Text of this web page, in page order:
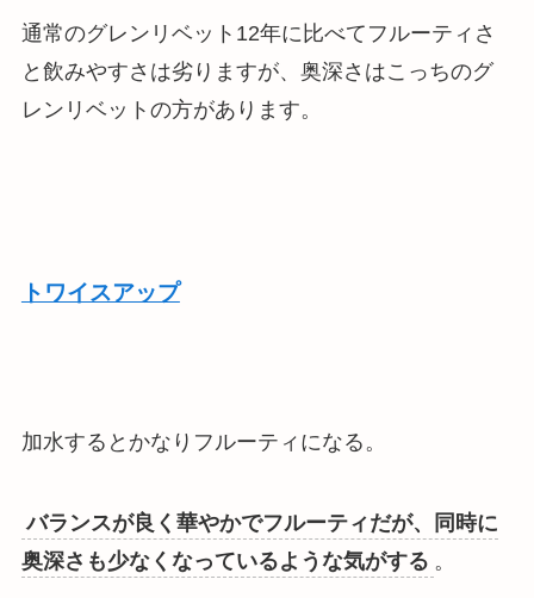
通常のグレンリベット12年に比べてフルーティさ
と飲みやすさは劣りますが、奥深さはこっちのグ
レンリベットの方があります。
トワイスアップ
加水するとかなりフルーティになる。
バランスが良く華やかでフルーティだが、同時に
奥深さも少なくなっているような気がする 。